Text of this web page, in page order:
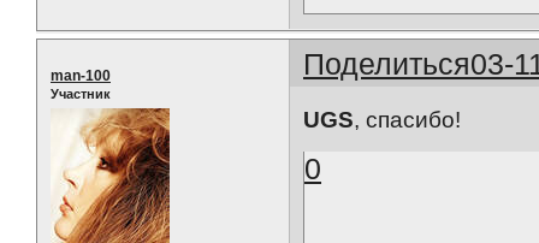
Поделиться03-
man-100
Участник
UGS, спасибо!
0